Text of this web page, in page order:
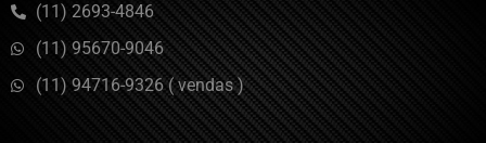
(11) 2693-4846
(11) 95670-9046
(11) 94716-9326 ( vendas )